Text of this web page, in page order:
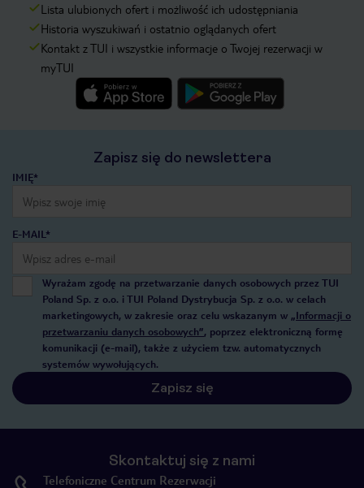
Lista ulubionych ofert i możliwość ich udostępniania
Historia wyszukiwań i ostatnio oglądanych ofert
Kontakt z TUI i wszystkie informacje o Twojej rezerwacji w
myTUI
Zapisz się do newslettera
IMIĘ*
E-MAIL*
Wyrażam zgodę na przetwarzanie danych osobowych przez TUI
Poland Sp. z o.o. i TUI Poland Dystrybucja Sp. z o.o. w celach
marketingowych, w zakresie oraz celu wskazanym w „Informacji o
przetwarzaniu danych osobowych”, poprzez elektroniczną formę
komunikacji (e-mail), także z użyciem tzw. automatycznych
systemów wywołujących.
Zapisz się
Skontaktuj się z nami
Telefoniczne Centrum Rezerwacji